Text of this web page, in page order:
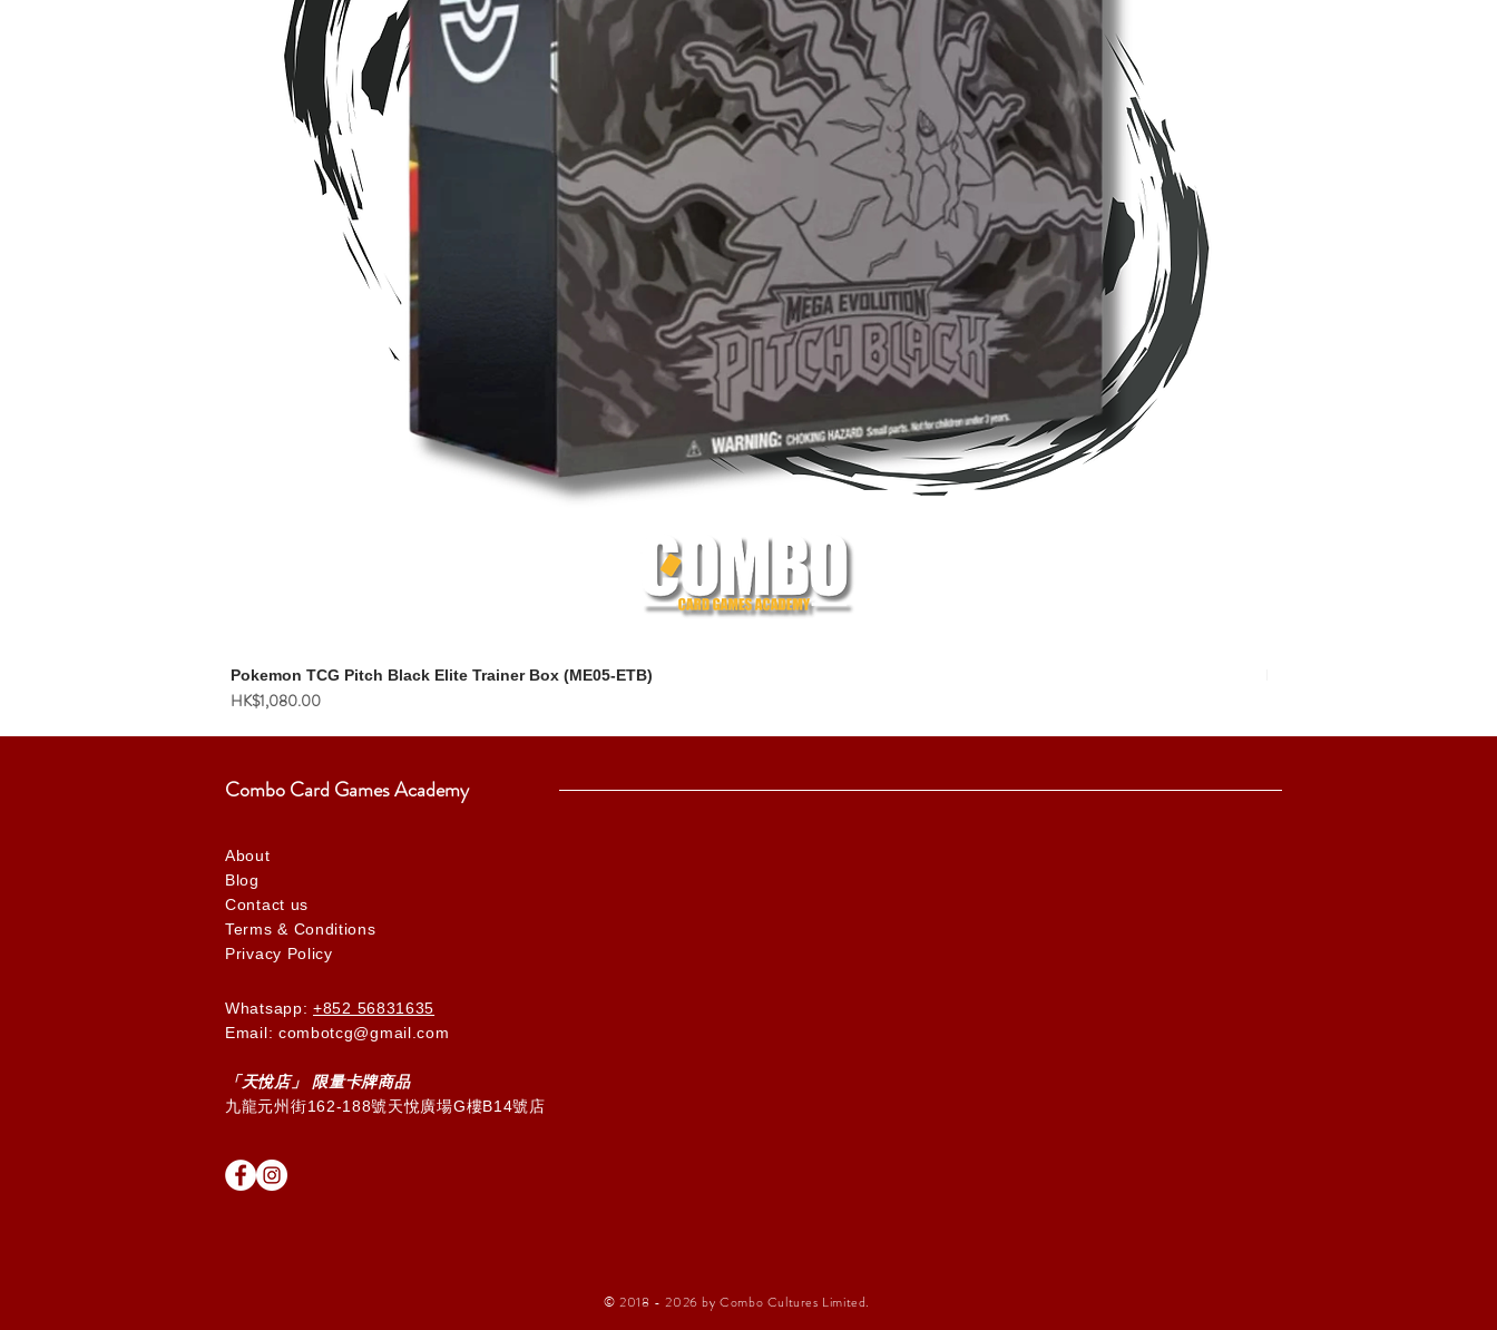
Pokemon TCG Pitch Black Elite Trainer Box (ME05-ETB)
價格
HK$1,080.00
Combo Card Games Academy
About
Blog
Contact us
Terms & Conditions
Privacy Policy
Whatsapp: +852 56831635
Email: combotcg@gmail.com
「天悅店」 限量卡牌商品
九龍元州街162-188號天悅廣場G樓B14號店
© 2018 - 2026 by Combo Cultures Limited.